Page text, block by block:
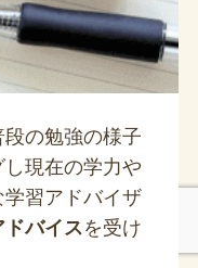
の勉強の様子
現在の学力や
習アドバイザ
バイスを受け